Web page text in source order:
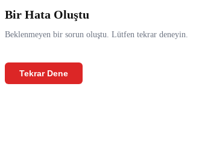
Bir Hata Oluştu
Beklenmeyen bir sorun oluştu. Lütfen tekrar deneyin.
Tekrar Dene